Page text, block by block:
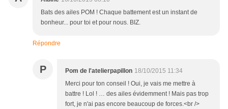
Bats des ailes POM ! Chaque battement est un instant de
bonheur... pour toi et pour nous. BIZ.
Répondre
P Pom de l'atelierpapillon 18/10/2015 11:34
Merci pour ton conseil ! Oui, je vais me mettre à
battre ! Lol ! … des ailes évidemment ! Mais pas trop
fort, je n'ai pas encore beaucoup de forces.<br />